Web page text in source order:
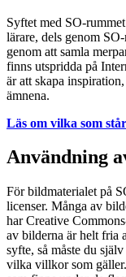
Syftet med SO-
lärare, dels genom
genom att samla
finns utspridda på
är att skapa
ämnena.
Läs om vilka som
Användning
För bildmaterialet på
licenser. Många av
har Creative
av bilderna är helt fria
syfte, så måste du
vilka villkor som